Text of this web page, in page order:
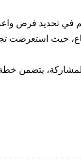
تحديد فرص
حيث استعرضت
يتضمن